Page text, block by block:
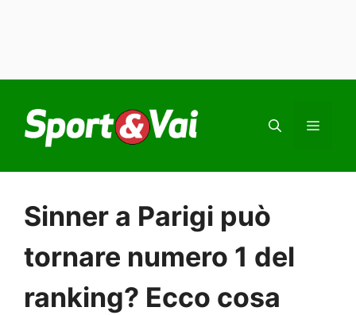
contenuto
Sinner a Parigi può
tornare numero 1 del
ranking? Ecco cosa